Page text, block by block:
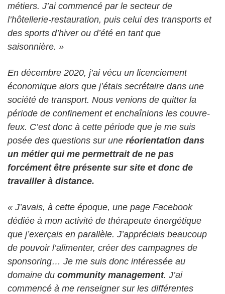
métiers. J’ai commencé par le secteur de
l’hôtellerie-restauration, puis celui des transports et
des sports d’hiver ou d’été en tant que
saisonnière. »
En décembre 2020, j’ai vécu un licenciement
économique alors que j’étais secrétaire dans une
société de transport. Nous venions de quitter la
période de confinement et enchaînions les couvre-
feux. C’est donc à cette période que je me suis
posée des questions sur une réorientation dans
un métier qui me permettrait de ne pas
forcément être présente sur site et donc de
travailler à distance.
« J’avais, à cette époque, une page Facebook
dédiée à mon activité de thérapeute énergétique
que j’exerçais en parallèle. J’appréciais beaucoup
de pouvoir l’alimenter, créer des campagnes de
sponsoring… Je me suis donc intéressée au
domaine du community management. J’ai
commencé à me renseigner sur les différentes